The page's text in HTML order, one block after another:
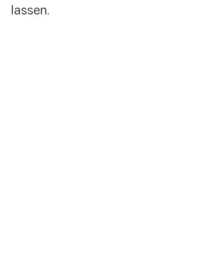
lassen.